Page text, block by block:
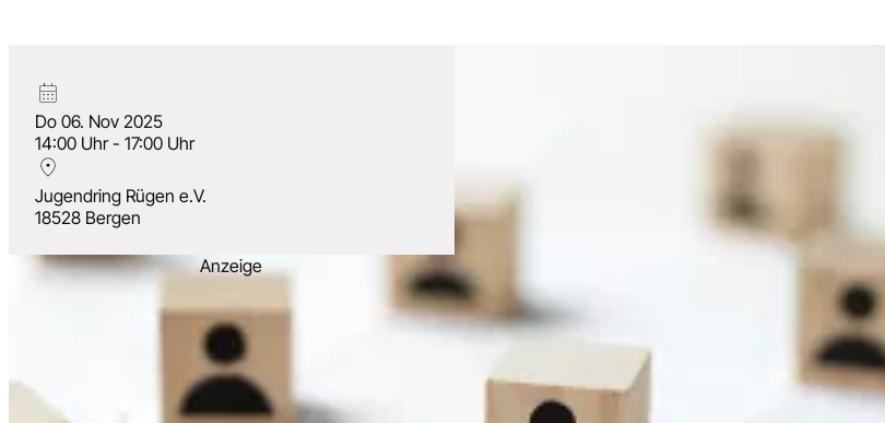
Do 06. Nov 2025
14:00 Uhr - 17:00 Uhr
Jugendring Rügen e.V.
18528 Bergen
Anzeige